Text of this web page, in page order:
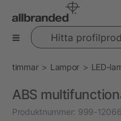
Hitta profilprodukter
timmar Lampor LED-
ABS
Produktnummer: 999-